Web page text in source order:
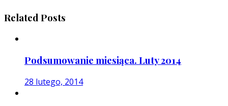
Related Posts
Podsumowanie miesiąca. Luty 2014
28 lutego, 2014